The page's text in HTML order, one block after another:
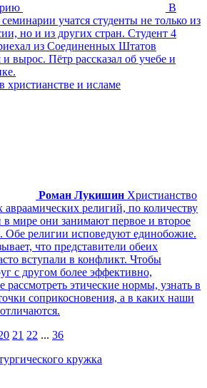
В
учатся студенты не только из
но и из других стран. Студент 4
из Соединенных Штатов
вырос. Пётр рассказал об учебе и
христианстве и исламе
Роман Лукишин Христианство
религий, по количеству
в мире они занимают первое и второе
Обе религии исповедуют единобожие.
что представители обеих
вступали в конфликт. Чтобы
с другом более эффективно,
рассмотреть этические нормы, узнать в
соприкосновения, а в каких наши
21 22 ... 36
кружка